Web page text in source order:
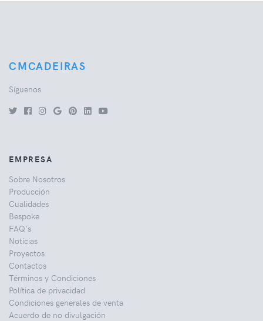
CMCADEIRAS
Síguenos
EMPRESA
Sobre Nosotros
Producción
Cualidades
Bespoke
FAQ's
Noticias
Proyectos
Contactos
Términos y Condiciones
Política de privacidad
Condiciones generales de venta
Acuerdo de no divulgación